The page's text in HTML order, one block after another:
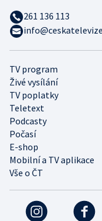
TV program
Živé vysílání
TV poplatky
Teletext
Podcasty
Počasí
E-shop
Mobilní a TV aplikace
Vše o ČT
261 136 113